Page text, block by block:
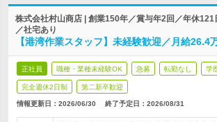
株式会社村山商店 | 創業150年／賞与年2回／年休
／社宅あり
【港湾作業スタッフ】未経験歓迎／月給26.4
正社員 職種・業種未経験OK 急募 転勤なし 学
完全週休2日制 第二新卒歓迎
情報更新日：2026/06/30 終了予定日： 2026/08/31